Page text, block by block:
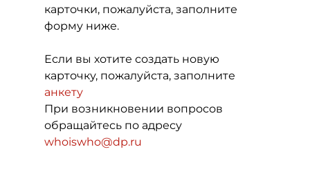
карточки, пожалуйста, заполните
форму ниже.
Если вы хотите создать новую
карточку, пожалуйста, заполните
анкету
При возникновении вопросов
обращайтесь по адресу
whoiswho@dp.ru